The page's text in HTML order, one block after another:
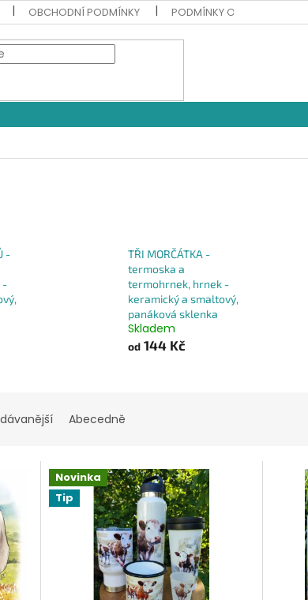
OBCHODNÍ PODMÍNKY PODMÍNKY OCHRANY
-
-
TŘI MORČÁTKA -
termoska a
termohrnek, hrnek -
keramický a smaltový,
panáková sklenka
Skladem
od144 Kč
Abecedně
Novinka
Tip